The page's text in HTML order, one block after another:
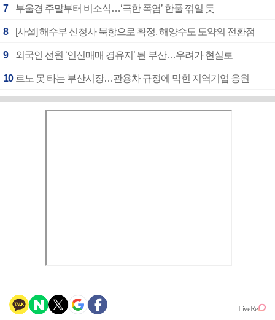
7 부울경 주말부터 비소식…‘극한 폭염’ 한풀 꺾일 듯
8 [사설] 해수부 신청사 북항으로 확정, 해양수도 도약의 전환점
9 외국인 선원 ‘인신매매 경유지’ 된 부산…우려가 현실로
10 르노 못 타는 부산시장…관용차 규정에 막힌 지역기업 응원